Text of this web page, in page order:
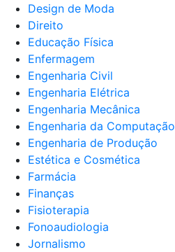
Design de Moda
Direito
Educação Física
Enfermagem
Engenharia Civil
Engenharia Elétrica
Engenharia Mecânica
Engenharia da Computação
Engenharia de Produção
Estética e Cosmética
Farmácia
Finanças
Fisioterapia
Fonoaudiologia
Jornalismo